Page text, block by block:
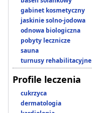
gabinet kosmetyczny
jaskinie solno-jodowa
odnowa biologiczna
pobyty lecznicze
sauna
turnusy rehabilitacyjne
Profile leczenia
cukrzyca
dermatologia